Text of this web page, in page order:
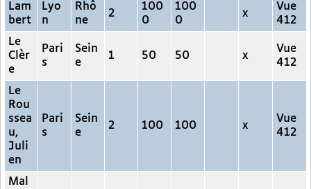
Lam
bert
Lyo
n
Rhô
ne
2
100
0
100
0
x
Vue
412
Le
Clèr
e
Pari
s
Sein
e
1 50 50 x
Vue
412
Le
Rou
ssea
u,
Juli
en
Pari
s
Sein
e
2 100 100 x
Vue
412
Mal